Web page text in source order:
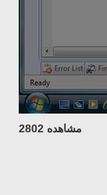
مشاهده 2802